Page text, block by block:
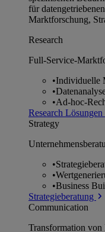
für
Marktforschung,
Research
Full-Service-
•Individuelle
•
•Ad-hoc-
Research Lösungen
Strategy
•
•
•Business
Strategieberatung
Communication
Transformation